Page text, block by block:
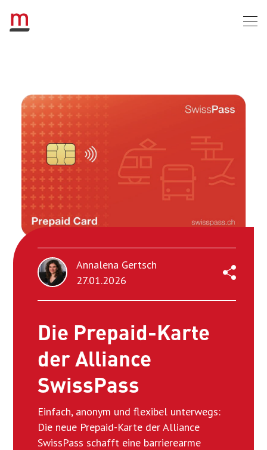
Annalena Gertsch
27.01.2026
Die Prepaid-Karte
der Alliance
SwissPass
Einfach, anonym und flexibel unterwegs:
Die neue Prepaid-Karte der Alliance
SwissPass schafft eine barrierearme